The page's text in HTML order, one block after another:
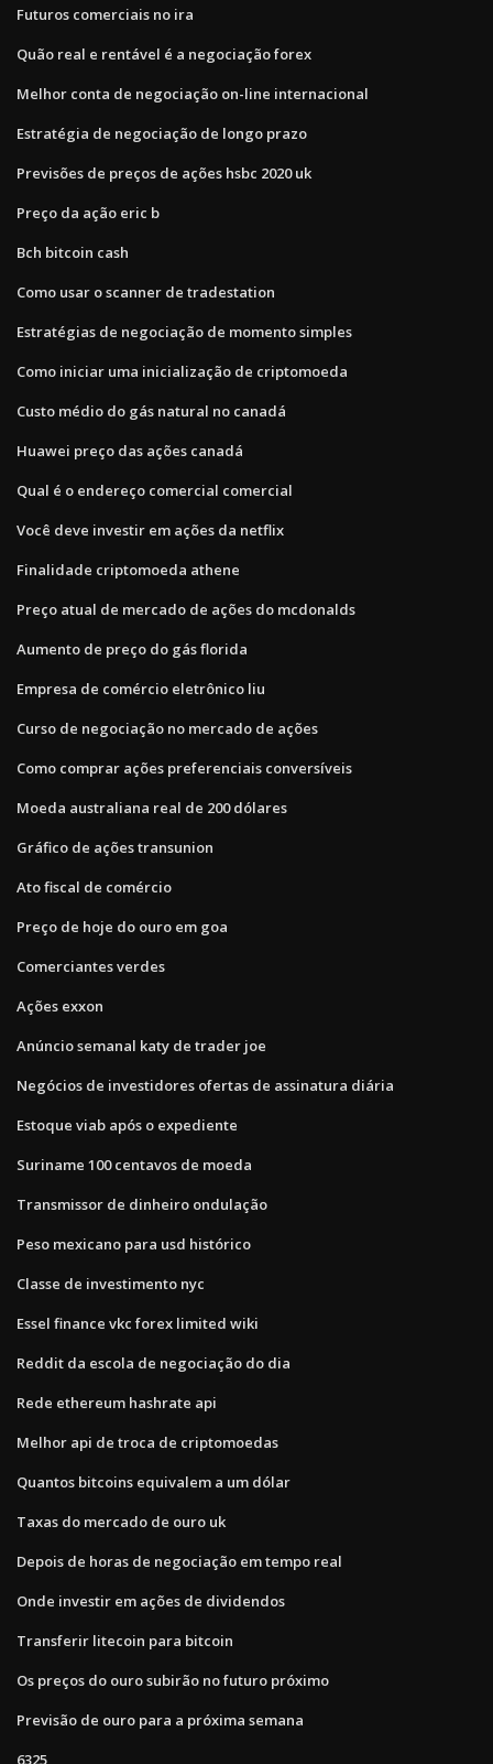
Futuros comerciais no ira
Quão real e rentável é a negociação forex
Melhor conta de negociação on-line internacional
Estratégia de negociação de longo prazo
Previsões de preços de ações hsbc 2020 uk
Preço da ação eric b
Bch bitcoin cash
Como usar o scanner de tradestation
Estratégias de negociação de momento simples
Como iniciar uma inicialização de criptomoeda
Custo médio do gás natural no canadá
Huawei preço das ações canadá
Qual é o endereço comercial comercial
Você deve investir em ações da netflix
Finalidade criptomoeda athene
Preço atual de mercado de ações do mcdonalds
Aumento de preço do gás florida
Empresa de comércio eletrônico liu
Curso de negociação no mercado de ações
Como comprar ações preferenciais conversíveis
Moeda australiana real de 200 dólares
Gráfico de ações transunion
Ato fiscal de comércio
Preço de hoje do ouro em goa
Comerciantes verdes
Ações exxon
Anúncio semanal katy de trader joe
Negócios de investidores ofertas de assinatura diária
Estoque viab após o expediente
Suriname 100 centavos de moeda
Transmissor de dinheiro ondulação
Peso mexicano para usd histórico
Classe de investimento nyc
Essel finance vkc forex limited wiki
Reddit da escola de negociação do dia
Rede ethereum hashrate api
Melhor api de troca de criptomoedas
Quantos bitcoins equivalem a um dólar
Taxas do mercado de ouro uk
Depois de horas de negociação em tempo real
Onde investir em ações de dividendos
Transferir litecoin para bitcoin
Os preços do ouro subirão no futuro próximo
Previsão de ouro para a próxima semana
6325